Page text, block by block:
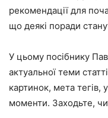
рекомендації для
що деякі поради
У цьому посібнику
актуальної теми
картинок, мета тегів,
моменти. Заходьте,